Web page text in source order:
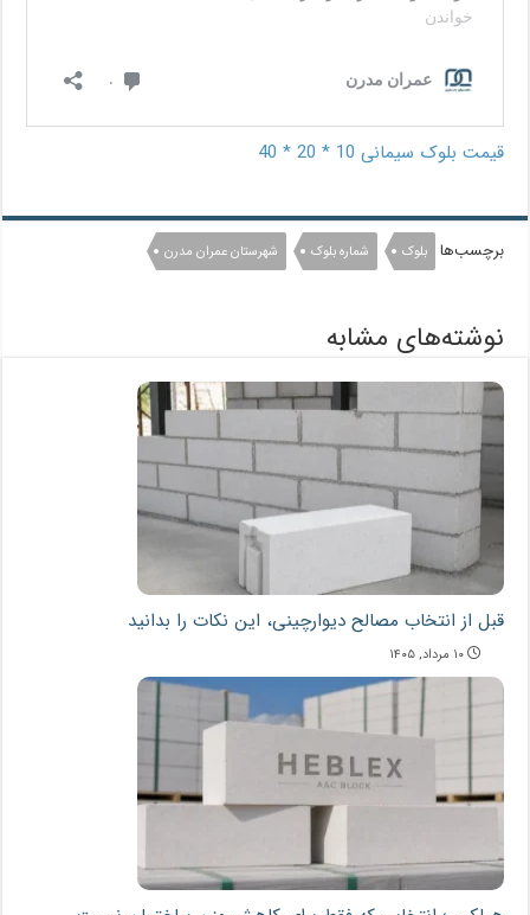
قیمت بلوک سیمانی 10 * 20 * 40
برچسب‌ها بلوک شماره بلوک شهرستان عمران مدرن
نوشته‌های مشابه
قبل از انتخاب مصالح دیوارچینی، این نکات را بدانید
۱۰ مرداد, ۱۴۰۵